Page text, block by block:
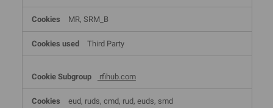
MR, SRM_B
Third Party
rfihub.com
eud, ruds, cmd, rud, euds, smd